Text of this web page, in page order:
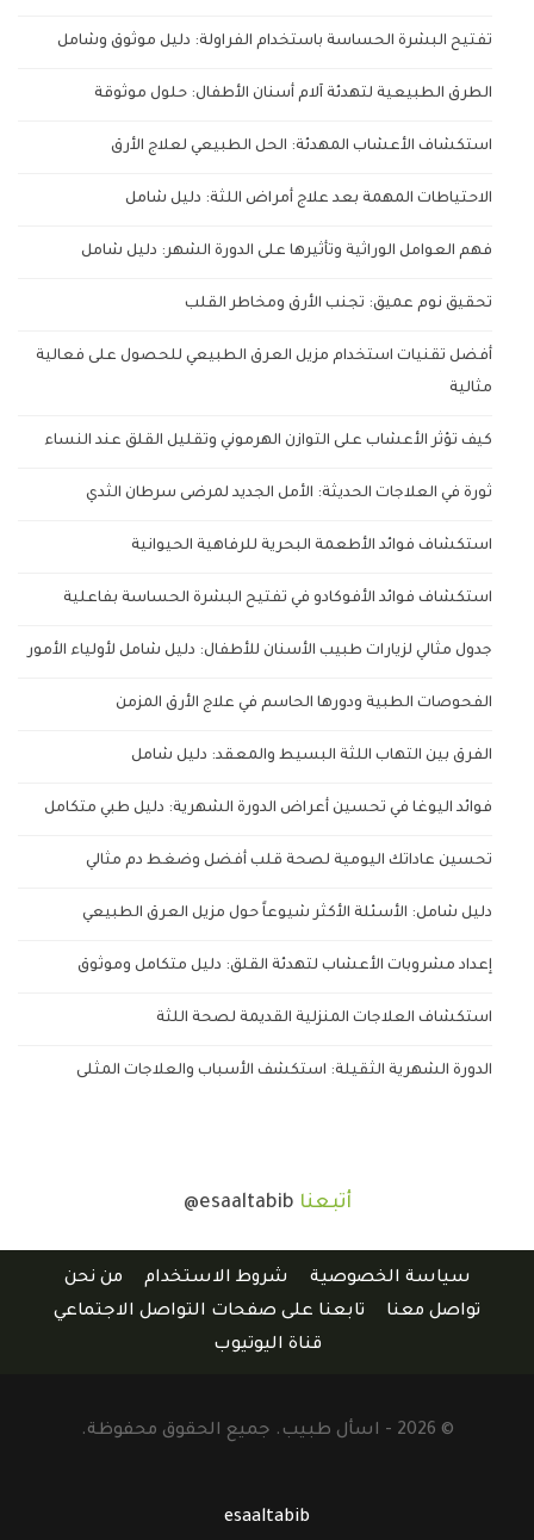
تفتيح البشرة الحساسة باستخدام الفراولة: دليل موثوق وشامل
الطرق الطبيعية لتهدئة آلام أسنان الأطفال: حلول موثوقة
استكشاف الأعشاب المهدئة: الحل الطبيعي لعلاج الأرق
الاحتياطات المهمة بعد علاج أمراض اللثة: دليل شامل
فهم العوامل الوراثية وتأثيرها على الدورة الشهر: دليل شامل
تحقيق نوم عميق: تجنب الأرق ومخاطر القلب
أفضل تقنيات استخدام مزيل العرق الطبيعي للحصول على فعالية
مثالية
كيف تؤثر الأعشاب على التوازن الهرموني وتقليل القلق عند النساء
ثورة في العلاجات الحديثة: الأمل الجديد لمرضى سرطان الثدي
استكشاف فوائد الأطعمة البحرية للرفاهية الحيوانية
استكشاف فوائد الأفوكادو في تفتيح البشرة الحساسة بفاعلية
جدول مثالي لزيارات طبيب الأسنان للأطفال: دليل شامل لأولياء الأمور
الفحوصات الطبية ودورها الحاسم في علاج الأرق المزمن
الفرق بين التهاب اللثة البسيط والمعقد: دليل شامل
فوائد اليوغا في تحسين أعراض الدورة الشهرية: دليل طبي متكامل
تحسين عاداتك اليومية لصحة قلب أفضل وضغط دم مثالي
دليل شامل: الأسئلة الأكثر شيوعاً حول مزيل العرق الطبيعي
إعداد مشروبات الأعشاب لتهدئة القلق: دليل متكامل وموثوق
استكشاف العلاجات المنزلية القديمة لصحة اللثة
الدورة الشهرية الثقيلة: استكشف الأسباب والعلاجات المثلى
أتبعنا @esaaltabib
سياسة الخصوصية شروط الاستخدام
من نحن
تواصل معنا
تابعنا على صفحات التواصل الاجتماعي
قناة اليوتيوب
© 2026 - اسأل طبيب. جميع الحقوق محفوظة.
esaaltabib